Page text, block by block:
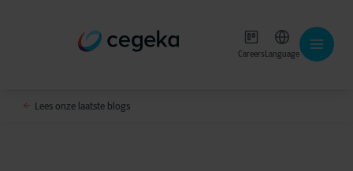
CareersLanguage
Lees onze laatste blogs